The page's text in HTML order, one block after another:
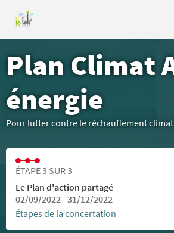
Plan Climat
énergie
Pour lutter contre le réchauffement
ÉTAPE 3 SUR 3
Le Plan d'action partagé
02/09/2022 - 31/12/2022
Étapes de la concertation